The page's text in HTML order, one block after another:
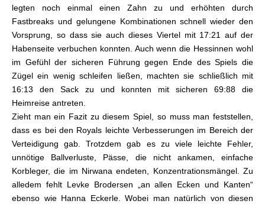
legten noch einmal einen Zahn zu und erhöhten durch
Fastbreaks und gelungene Kombinationen schnell wieder den
Vorsprung, so dass sie auch dieses Viertel mit 17:21 auf der
Habenseite verbuchen konnten. Auch wenn die Hessinnen wohl
im Gefühl der sicheren Führung gegen Ende des Spiels die
Zügel ein wenig schleifen ließen, machten sie schließlich mit
16:13 den Sack zu und konnten mit sicheren 69:88 die
Heimreise antreten.
Zieht man ein Fazit zu diesem Spiel, so muss man feststellen,
dass es bei den Royals leichte Verbesserungen im Bereich der
Verteidigung gab. Trotzdem gab es zu viele leichte Fehler,
unnötige Ballverluste, Pässe, die nicht ankamen, einfache
Korbleger, die im Nirwana endeten, Konzentrationsmängel. Zu
alledem fehlt Levke Brodersen „an allen Ecken und Kanten“
ebenso wie Hanna Eckerle. Wobei man natürlich von diesen